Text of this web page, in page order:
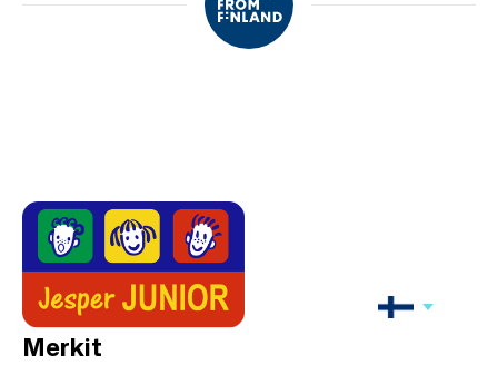
Merkit